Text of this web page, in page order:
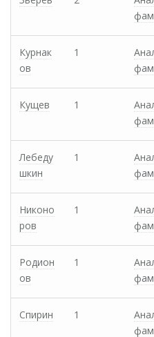
Курнак
ов
1
Кущев 1
Лебеду
шкин
1
Никоно
ров
1
Родион
ов
1
Спирин 1